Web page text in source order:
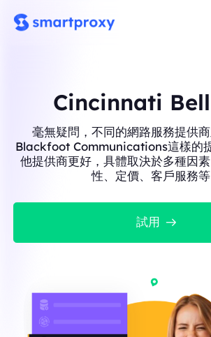
Cincinnati
毫無疑問，不同的網路服務提供
Blackfoot Communications這樣的
他提供商更好，具體取決於多種因
性、定價、客戶服務等
試用